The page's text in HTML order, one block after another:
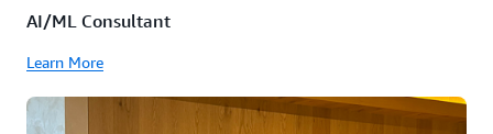
AI/ML Consultant
Learn More